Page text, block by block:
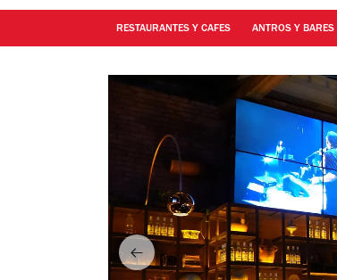
RESTAURANTES Y CAFES ANTROS Y BARES